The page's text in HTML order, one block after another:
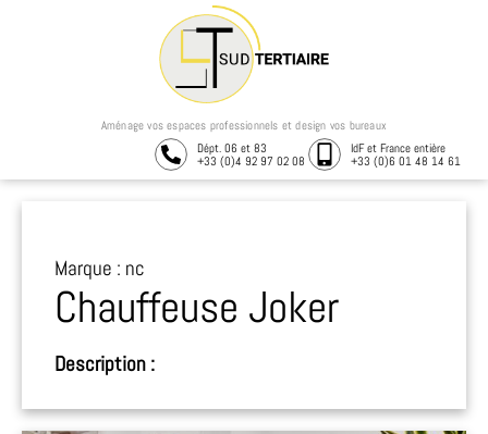
Dépt. 06 et 83
+33 (0)4 92 97 02 08
IdF et France entière
+33 (0)6 01 48 14 61
Aménage vos espaces professionnels et design vos bureaux
Marque : nc
Chauffeuse Joker
Description :